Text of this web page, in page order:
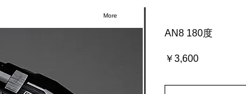
More
AN8 180度
￥3,600価